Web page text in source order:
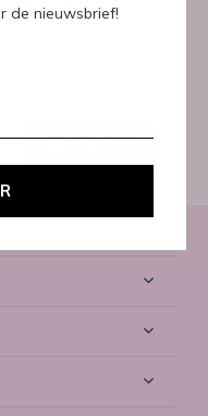
de nieuwsbrief!